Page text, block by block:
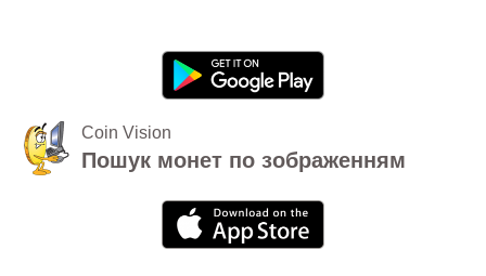
Coin Vision
Пошук монет по зображенням